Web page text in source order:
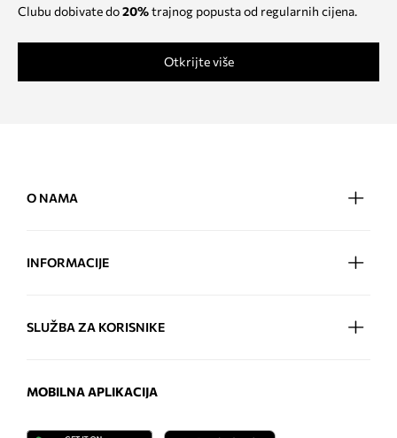
Clubu dobivate do20%trajnog popusta od regularnih cijena.
Otkrijte više
O NAMA
INFORMACIJE
SLUŽBA ZA KORISNIKE
MOBILNA APLIKACIJA